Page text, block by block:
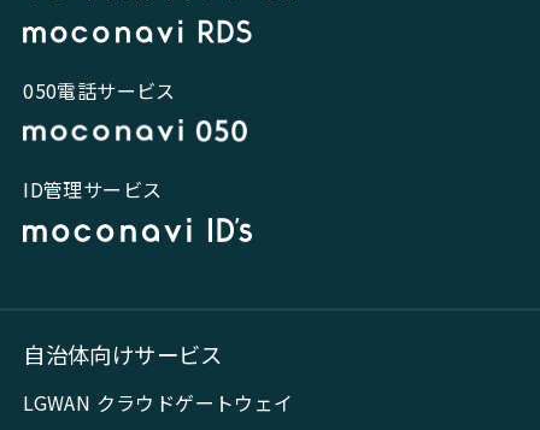
050電話サービス
ID管理サービス
自治体向けサービス
LGWAN クラウドゲートウェイ